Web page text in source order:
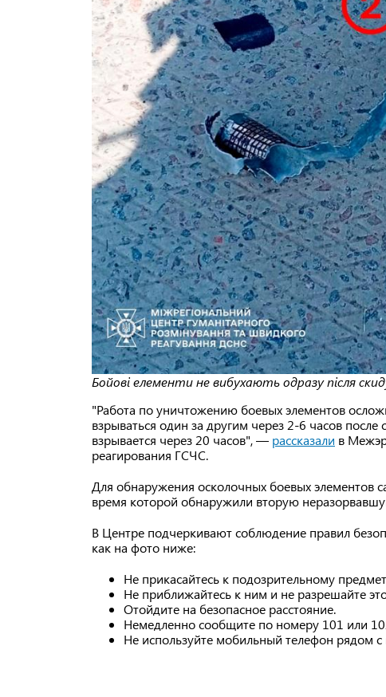
Бойові елементи не вибухають одразу після
"Работа по уничтожению боевых элементов
взрываться один за другим через 2-6 часов
взрывается через 20 часов", — рассказали в
реагирования ГСЧС.
Для обнаружения осколочных боевых элементов
время которой обнаружили вторую
В Центре подчеркивают соблюдение правил
как на фото ниже:
Не прикасайтесь к подозрительному
Не приближайтесь к ним и не разрешайте
Отойдите на безопасное расстояние.
Немедленно сообщите по номеру 101 или
Не используйте мобильный телефон рядом